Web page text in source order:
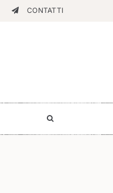
CONTATTI